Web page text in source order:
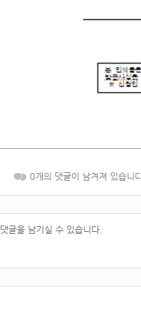
0개의 댓글이 남겨져 있습니